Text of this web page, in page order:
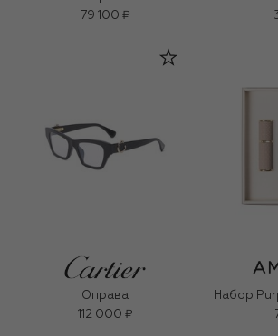
79 100 ₽
Оправа
112 000 ₽
Набор